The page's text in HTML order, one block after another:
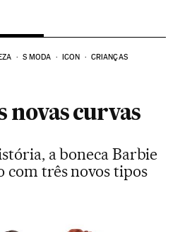
S MODA ICON CRIANÇAS
novas curvas
a boneca Barbie
com três novos tipos